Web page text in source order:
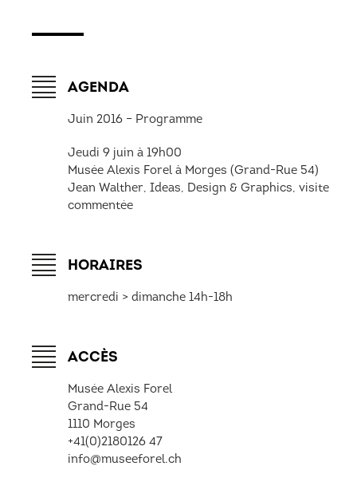
AGENDA
Juin 2016 – Programme
Jeudi 9 juin à 19h00
Musée Alexis Forel à Morges (Grand-Rue 54)
Jean Walther, Ideas, Design & Graphics, visite
commentée
HORAIRES
mercredi > dimanche 14h-18h
ACCÈS
Musée Alexis Forel
Grand-Rue 54
1110 Morges
+41(0)2180126 47
info@museeforel.ch